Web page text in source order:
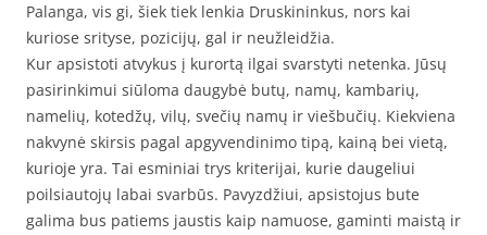
Palanga, vis gi, šiek tiek lenkia Druskininkus, nors kai
kuriose srityse, pozicijų, gal ir neužleidžia.
Kur apsistoti atvykus į kurortą ilgai svarstyti netenka. Jūsų
pasirinkimui siūloma daugybė butų, namų, kambarių,
namelių, kotedžų, vilų, svečių namų ir viešbučių. Kiekviena
nakvynė skirsis pagal apgyvendinimo tipą, kainą bei vietą,
kurioje yra. Tai esminiai trys kriterijai, kurie daugeliui
poilsiautojų labai svarbūs. Pavyzdžiui, apsistojus bute
galima bus patiems jaustis kaip namuose, gaminti maistą ir